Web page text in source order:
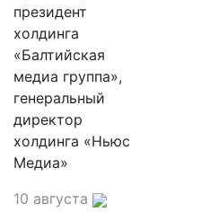
президент
холдинга
«Балтийская
медиа группа»,
генеральный
директор
холдинга «Ньюс
Медиа»
10 августа